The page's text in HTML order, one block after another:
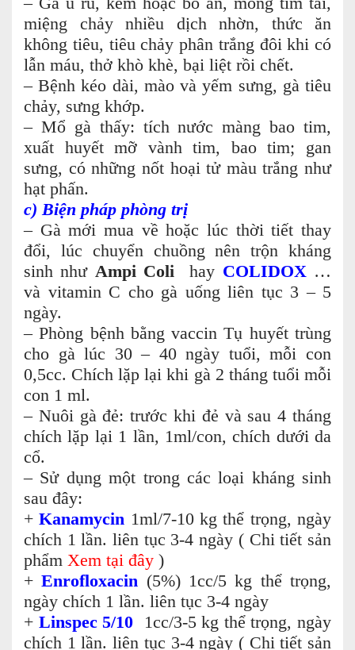
miệng chảy nhiều dịch nhờn, thức ăn
không tiêu, tiêu chảy phân trắng đôi khi có
lẫn máu, thở khò khè, bại liệt rồi chết.
– Bệnh kéo dài, mào và yếm sưng, gà tiêu
chảy, sưng khớp.
– Mổ gà thấy: tích nước màng bao tim,
xuất huyết mỡ vành tim, bao tim; gan
sưng, có những nốt hoại tử màu trắng như
hạt phấn.
c) Biện pháp phòng trị
– Gà mới mua về hoặc lúc thời tiết thay
đổi, lúc chuyển chuồng nên trộn kháng
sinh như Ampi Coli hay COLIDOX…
và vitamin C cho gà uống liên tục 3 – 5
ngày.
– Phòng bệnh bằng vaccin Tụ huyết trùng
cho gà lúc 30 – 40 ngày tuổi, mỗi con
0,5cc. Chích lặp lại khi gà 2 tháng tuổi mỗi
con 1 ml.
– Nuôi gà đẻ: trước khi đẻ và sau 4 tháng
chích lặp lại 1 lần, 1ml/con, chích dưới da
cổ.
– Sử dụng một trong các loại kháng sinh
sau đây:
+Kanamycin 1ml/7-10 kg thể trọng, ngày
chích 1 lần. liên tục 3-4 ngày ( Chi tiết sản
phẩm Xem tại đây )
+Enrofloxacin (5%) 1cc/5 kg thể trọng,
ngày chích 1 lần. liên tục 3-4 ngày
+ Linspec 5/10
1cc/3-5 kg thể trọng, ngày
chích 1 lần.liên tục 3-4 ngày ( Chi tiết sản